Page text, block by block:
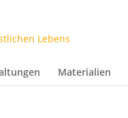
Materialien